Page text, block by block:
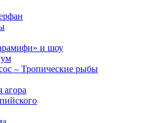
и шоу
– Тропические рыбы
агора